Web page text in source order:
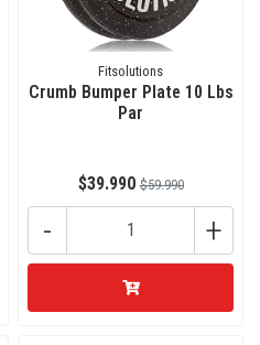
Fitsolutions
Crumb Bumper Plate 10 Lbs
Par
$39.990 $59.990
+
-